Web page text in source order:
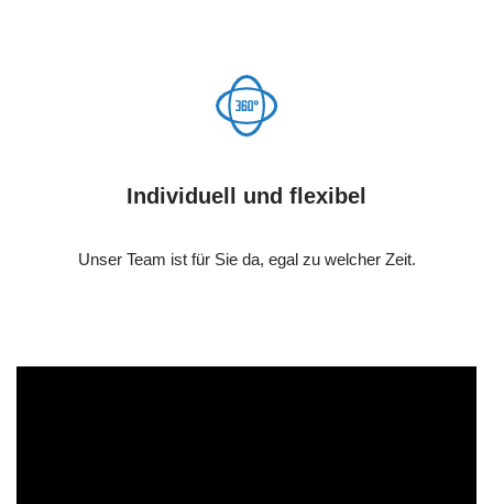
Individuell und flexibel
Unser Team ist für Sie da, egal zu welcher Zeit.